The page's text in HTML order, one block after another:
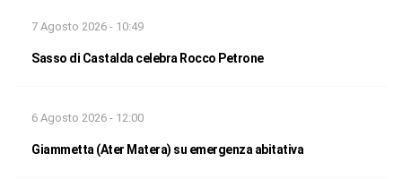
7 Agosto 2026 - 10:49
Sasso di Castalda celebra Rocco Petrone
6 Agosto 2026 - 12:00
Giammetta (Ater Matera) su emergenza abitativa